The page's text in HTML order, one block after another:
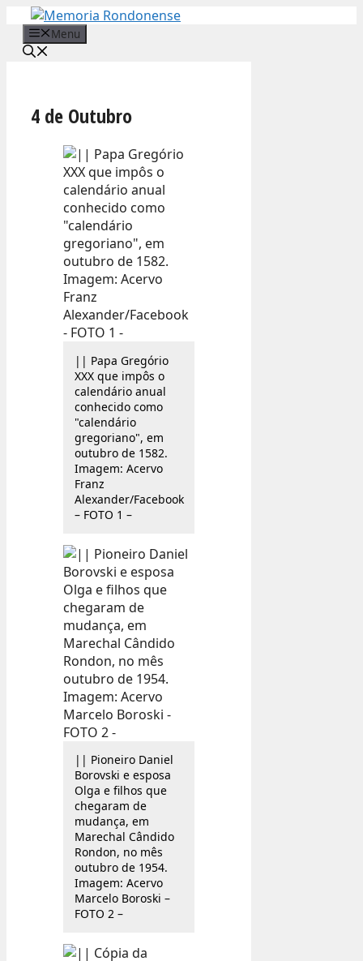
Pular
para
Menu
4 de Outubro
|| Papa Gregório
XXX que impôs o
calendário anual
conhecido como
"calendário
gregoriano", em
outubro de 1582.
Imagem: Acervo
Franz
Alexander/Facebook
– FOTO 1 –
|| Pioneiro Daniel
Borovski e esposa
Olga e filhos que
chegaram de
mudança, em
Marechal Cândido
Rondon, no mês
outubro de 1954.
Imagem: Acervo
Marcelo Boroski –
FOTO 2 –